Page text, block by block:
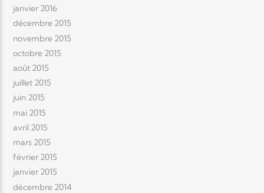
janvier 2016
décembre 2015
novembre 2015
octobre 2015
août 2015
juillet 2015
juin 2015
mai 2015
avril 2015
mars 2015
février 2015
janvier 2015
décembre 2014